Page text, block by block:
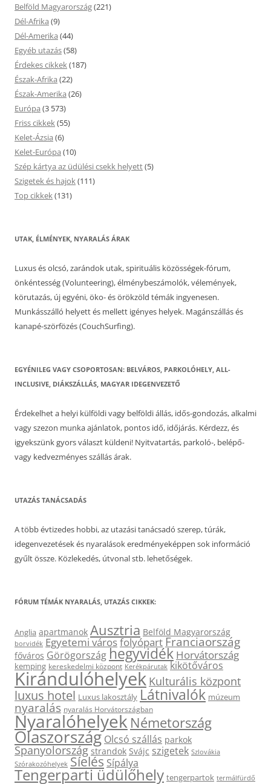
Belföld Magyarország(221)
Dél-Afrika (9)
Dél-Amerika (44)
Egyéb utazás(58)
Érdekes cikkek(187)
Észak-Afrika (22)
Észak-Amerika (26)
Európa (3 573)
Friss cikkek(55)
Kelet-Ázsia (6)
Kelet-Európa (10)
Szép kártya az üdülési csekk helyett(5)
Szigetek és hajok(111)
Top cikkek(131)
UTAK, ÉLMÉNYEK, NYARALÁS ÁRAK
Luxus és olcsó, zarándok utak, spirituális közösségek-fórum,
önkéntesség (Volunteering), élménybeszámolók, vélemények,
körutazás, új egyéni, öko- és örökzöld témák ingyenesen.
Munkásszálló helyett és mellett igényes helyek. Magánszállás és
kanapé-szörfözés (CouchSurfing).
EGYÉNILEG VAGY CSOPORTOSAN: BELVÁROS, PARKOLÓHELY, ALL-
INCLUSIVE, DIÁKSZÁLLÁS, MAGYAR IDEGENVEZETŐ
Érdekelhet a helyi külföldi vagy belföldi állás, idős-gondozás, alkalmi
vagy szezon munka ajánlatok, pontos idő, időjárás. Kérdezz, és
igyekszünk gyors választ küldeni! Nyitvatartás, parkoló-, belépő-
vagy kedvezményes szállás árak.
UTAZÁS TANÁCSADÁS
A több évtizedes hobbi, az utazási tanácsadó szerep, túrák,
idegenvezetések és nyaralások eredményeképpen sok információ
gyűlt össze. Közlekedés, útvonal stb. lehetőségek.
FÓRUM TÉMÁK NYARALÁS, UTAZÁS CIKKEK:
Anglia apartmanok Ausztria Belföld Magyarország
borvidék Egyetemi városfolyópartFranciaország
főváros Görögországhegyvidék Horvátország
kemping kereskedelmi központ Kerékpárutak kikötőváros
Kirándulóhelyek Kulturális központ
luxus hotel Luxus lakosztály Látnivalók múzeum
nyaralás nyaralás Horvátországban
Nyaralóhelyek Németország
Olaszország Olcsó szállás parkok
Spanyolország strandok Svájc szigetek Szlovákia
Szórakozóhelyek Síelés Sípálya
Tengerparti üdülőhely tengerpartok termálfürdő